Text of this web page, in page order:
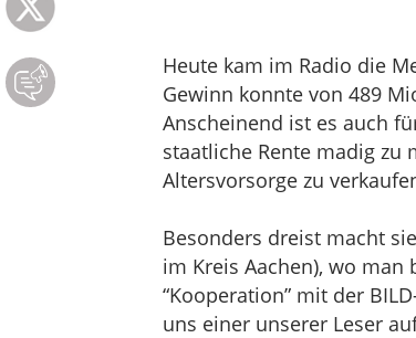
Heute kam im Radio die
Gewinn konnte von 489
Anscheinend ist es auch
staatliche Rente madig zu
Altersvorsorge zu
Besonders dreist macht
im Kreis Aachen), wo
“Kooperation” mit der
uns einer unserer Leser